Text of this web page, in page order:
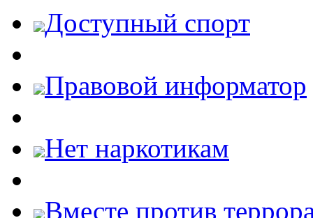
Доступный спорт
Правовой информатор
Нет наркотикам
Вместе против